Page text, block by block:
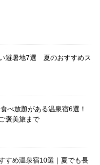
避暑地7選 夏のおすすめス
べ放題がある温泉宿6選！
褒美旅まで
すめ温泉宿10選｜夏でも長